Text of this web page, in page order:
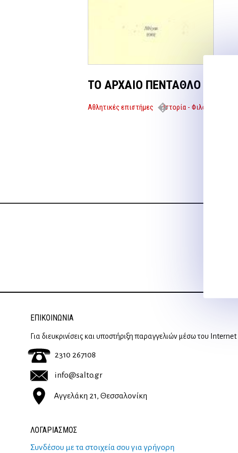
ΤΟ ΑΡΧΑΙΟ ΠΕΝΤΑΘΛΟ
Αθλητικές επιστήμες Ιστορία - Φιλοσοφία
ΕΠΙΚΟΙΝΩΝΊΑ
Για διευκρινίσεις και υποστήριξη παραγγελιών μέσω του Internet
2310 267108
info@salto.gr
Αγγελάκη 21, Θεσσαλονίκη
ΛΟΓΑΡΙΑΣΜΟΣ
Συνδέσου με τα στοιχεία σου για γρήγορη